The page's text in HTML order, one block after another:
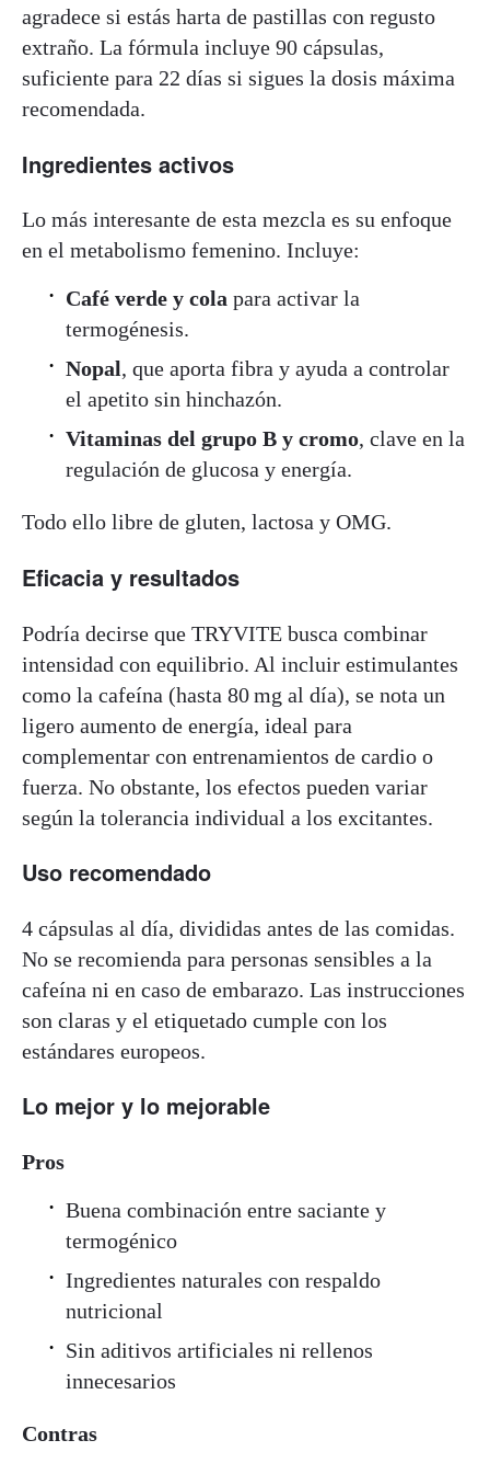
agradece si estás harta de pastillas con regusto
extraño. La fórmula incluye 90 cápsulas,
suficiente para 22 días si sigues la dosis máxima
recomendada.
Ingredientes activos
Lo más interesante de esta mezcla es su enfoque
en el metabolismo femenino. Incluye:
Café verde y cola para activar la
termogénesis.
Nopal, que aporta fibra y ayuda a controlar
el apetito sin hinchazón.
Vitaminas del grupo B y cromo, clave en la
regulación de glucosa y energía.
Todo ello libre de gluten, lactosa y OMG.
Eficacia y resultados
Podría decirse que TRYVITE busca combinar
intensidad con equilibrio. Al incluir estimulantes
como la cafeína (hasta 80 mg al día), se nota un
ligero aumento de energía, ideal para
complementar con entrenamientos de cardio o
fuerza. No obstante, los efectos pueden variar
según la tolerancia individual a los excitantes.
Uso recomendado
4 cápsulas al día, divididas antes de las comidas.
No se recomienda para personas sensibles a la
cafeína ni en caso de embarazo. Las instrucciones
son claras y el etiquetado cumple con los
estándares europeos.
Lo mejor y lo mejorable
Pros
Buena combinación entre saciante y
termogénico
Ingredientes naturales con respaldo
nutricional
Sin aditivos artificiales ni rellenos
innecesarios
Contras